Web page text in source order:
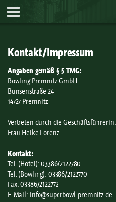
Kontakt/Impressum
Angaben gemäß § 5 TMG:
Bowling Premnitz GmbH
Bunsenstraße 24
14727 Premnitz
Vertreten durch die Geschäftsführerin:
Frau Heike Lorenz
Kontakt:
Tel. (Hotel): 03386/2122780
Tel. (Bowling): 03386/2122770
Fax: 03386/2122772
E-Mail: info@superbowl-premnitz.de